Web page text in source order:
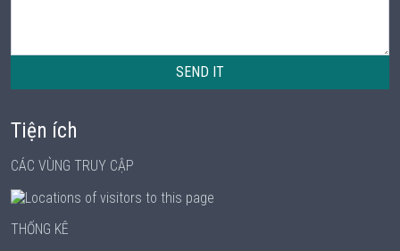
SEND IT
Tiện ích
CÁC VÙNG TRUY CẬP
THỐNG KÊ